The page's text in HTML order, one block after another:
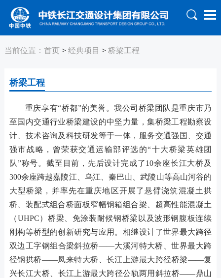
当前位置： 首页> 经典项目 > 桥梁工程
桥梁工程
重庆享有“桥都”的美誉。我公司桥梁团队是重庆市乃
至国内交通行业桥梁建设的中坚力量，集桥梁工程勘察设
计、技术咨询及科技研发等于一体，服务交通强国、交通
强市战略，曾荣获交通运输部评选的“十大桥梁英雄团
队”称号。截至目前，先后设计完成了10余座长江大桥及
300余座跨越嘉陵江、乌江、秦巴山、武陵山等高山河谷的
大型桥梁，并率先在重庆地区开展了悬臂浇筑混凝土拱
桥、装配式组合桥面板窄幅钢箱组合梁、超高性能混凝土
（UHPC）桥梁、免涂装耐候钢桥梁以及波形钢腹板连续
刚构等桥型的创新研究与应用。相继设计了世界最大跨径
双边工字钢组合梁斜拉桥——大溪河特大桥、世界最大跨
径钢拱桥——凤来特大桥、长江上游最大跨径桥梁——复
兴长江大桥、长江上游最大跨径公轨两用斜拉桥——鼎山